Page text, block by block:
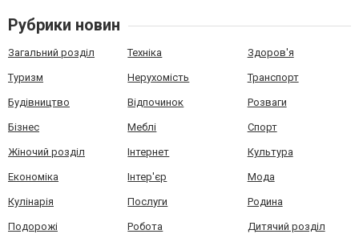
Рубрики новин
Загальний розділ Техніка Здоров'я
Туризм Нерухомість Транспорт
Будівництво Відпочинок Розваги
Бізнес Меблі Спорт
Жіночий розділ Інтернет Культура
Економіка Інтер'єр Мода
Кулінарія Послуги Родина
Подорожі Робота Дитячий розділ